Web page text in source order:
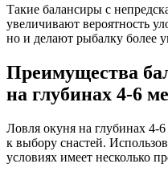
Такие балансиры с
увеличивают вероятность
но и делают рыбалку более
Преимущества
на глубинах 4-6
Ловля окуня на глубинах 4-6
к выбору снастей.
условиях имеет несколько